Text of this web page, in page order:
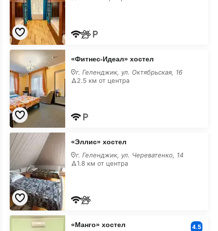
«Фитнес-
Идеал»
хостел
«Фитнес-Идеал» хостел
г. Геленджик, ул. Октябрьская, 16
2.5 км от центра
«Эллис»
хостел
«Эллис» хостел
г. Геленджик, ул. Череватенко, 14
1.8 км от центра
«Манго»
хостел
«Манго» хостел 4.5